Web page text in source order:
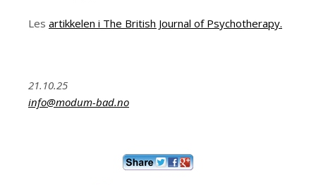
Les artikkelen i The British Journal of Psychotherapy.
21.10.25
info@modum-bad.no